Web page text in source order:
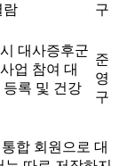
람
구
대사증후군
업 참여 대
등록 및 건강
준
영
구
합 회원으로 대